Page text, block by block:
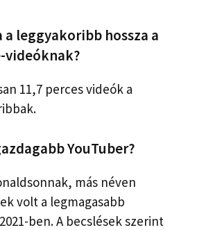
a leggyakoribb hossza a
videóknak?
11,7 perces videók a
YouTuber?
más néven
volt a legmagasabb
ben. A becslések szerint